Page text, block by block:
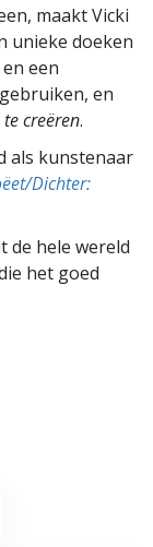
maakt Vicki
unieke doeken
een
en
creëren.
als kunstenaar
Dichter:
de hele wereld
het goed